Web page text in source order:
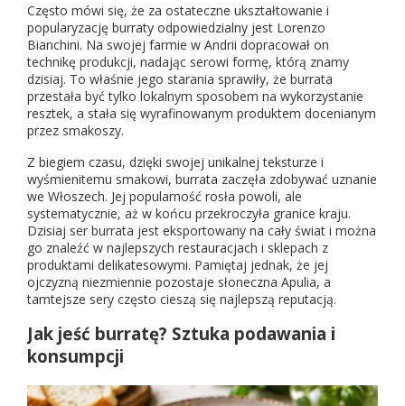
Często mówi się, że za ostateczne ukształtowanie i
popularyzację burraty odpowiedzialny jest Lorenzo
Bianchini. Na swojej farmie w Andrii dopracował on
technikę produkcji, nadając serowi formę, którą znamy
dzisiaj. To właśnie jego starania sprawiły, że burrata
przestała być tylko lokalnym sposobem na wykorzystanie
resztek, a stała się wyrafinowanym produktem docenianym
przez smakoszy.
Z biegiem czasu, dzięki swojej unikalnej teksturze i
wyśmienitemu smakowi, burrata zaczęła zdobywać uznanie
we Włoszech. Jej popularność rosła powoli, ale
systematycznie, aż w końcu przekroczyła granice kraju.
Dzisiaj ser burrata jest eksportowany na cały świat i można
go znaleźć w najlepszych restauracjach i sklepach z
produktami delikatesowymi. Pamiętaj jednak, że jej
ojczyzną niezmiennie pozostaje słoneczna Apulia, a
tamtejsze sery często cieszą się najlepszą reputacją.
Jak jeść burratę? Sztuka podawania i
konsumpcji